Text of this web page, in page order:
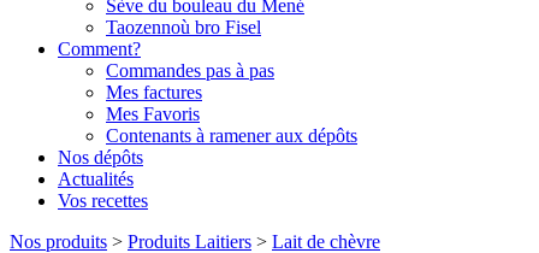
Sève du bouleau du Mené
Taozennoù bro Fisel
Comment?
Commandes pas à pas
Mes factures
Mes Favoris
Contenants à ramener aux dépôts
Nos dépôts
Actualités
Vos recettes
Nos produits > Produits Laitiers > Lait de chèvre